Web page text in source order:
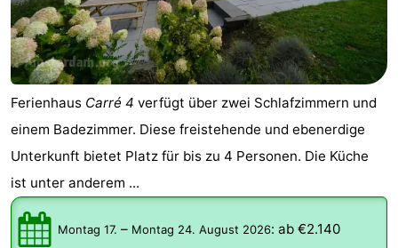
Ferienhaus Carré 4 verfügt über zwei Schlafzimmern und
einem Badezimmer. Diese freistehende und ebenerdige
Unterkunft bietet Platz für bis zu 4 Personen. Die Küche
ist unter anderem ...
Montag 17. – Montag 24. August 2026: ab €2.140